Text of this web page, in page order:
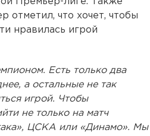
отметил, что хочет, чтобы
нравилась игрой
Есть только два
а остальные не так
игрой. Чтобы
не только на матч
ЦСКА или «Динамо». Мы